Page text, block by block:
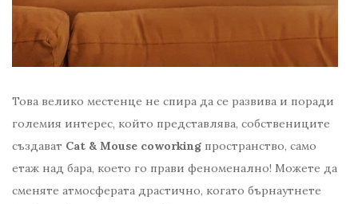
Това велико местенце не спира да се развива и поради
големия интерес, който представлява, собствениците
създават Cat & Mouse coworking пространство, само
етаж над бара, което го прави феноменално! Можете да
сменяте атмосферата драстично, когато бърнаутнете